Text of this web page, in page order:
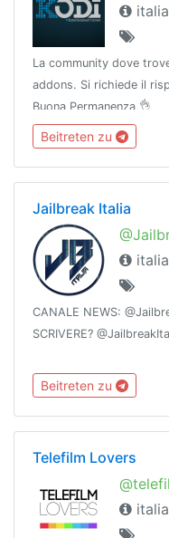
La community dove
addons. Si richiede il
Buona Permanenza 👌
Beitreten zu
Jailbreak Italia
CANALE NEWS:
SCRIVERE?
Beitreten zu
Telefilm Lovers